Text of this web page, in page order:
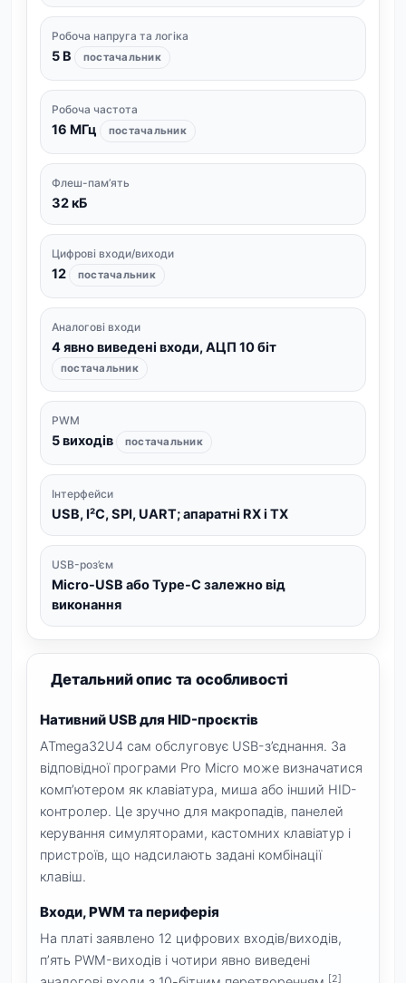
Робоча напруга та логіка
5 В постачальник
Робоча частота
16 МГц постачальник
Флеш-пам’ять
32 кБ
Цифрові входи/виходи
12 постачальник
Аналогові входи
4 явно виведені входи, АЦП 10 біт
постачальник
PWM
5 виходів постачальник
Інтерфейси
USB, I²C, SPI, UART; апаратні RX і TX
USB-роз’єм
Micro-USB або Type-C залежно від
виконання
Детальний опис та особливості
Нативний USB для HID-проєктів
ATmega32U4 сам обслуговує USB-з’єднання. За
відповідної програми Pro Micro може визначатися
комп’ютером як клавіатура, миша або інший HID-
контролер. Це зручно для макропадів, панелей
керування симуляторами, кастомних клавіатур і
пристроїв, що надсилають задані комбінації
клавіш.
Входи, PWM та периферія
На платі заявлено 12 цифрових входів/виходів,
п’ять PWM-виходів і чотири явно виведені
[2]